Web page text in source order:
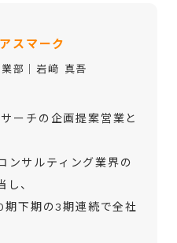
スマーク
部│岩﨑 真吾
ーチの企画提案営業と
ンサルティング業界の
し、
下期の3期連続で全社